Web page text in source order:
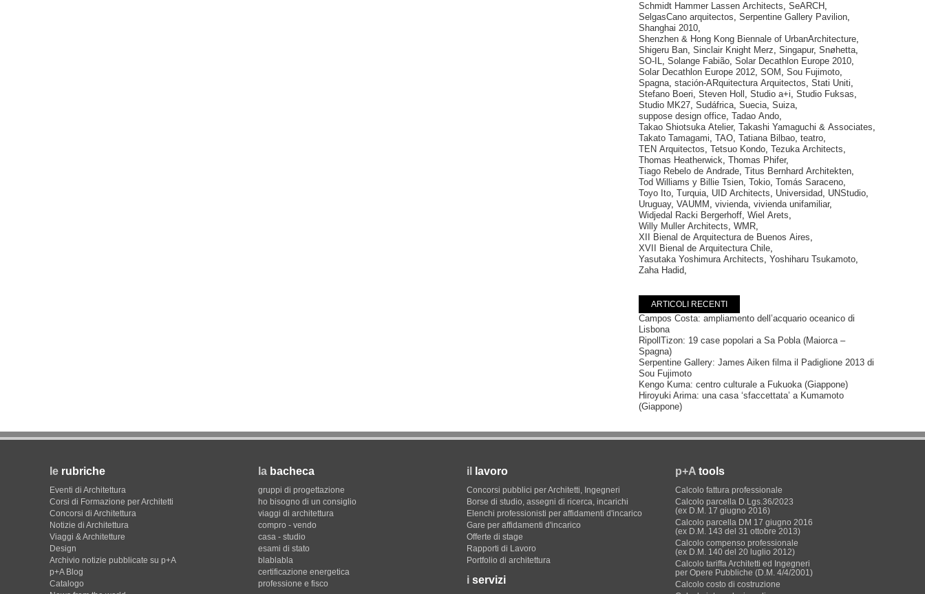
Schmidt Hammer Lassen Architects, SeARCH ,
SelgasCano arquitectos, Serpentine Gallery Pavilion,
Shanghai 2010,
Shenzhen & Hong Kong Biennale of UrbanArchitecture,
Shigeru Ban, Sinclair Knight Merz, Singapur, Snøhetta,
SO-IL, Solange Fabião, Solar Decathlon Europe 2010,
Solar Decathlon Europe 2012, SOM , Sou Fujimoto,
Spagna, stación-ARquitectura Arquitectos, Stati Uniti,
Stefano Boeri, Steven Holl , Studio a+i, Studio Fuksas,
Studio MK27, Sudáfrica, Suecia, Suiza,
suppose design office, Tadao Ando,
Takao Shiotsuka Atelier, Takashi Yamaguchi & Associates,
Takato Tamagami, TAO, Tatiana Bilbao, teatro,
TEN Arquitectos, Tetsuo Kondo, Tezuka Architects,
Thomas Heatherwick, Thomas Phifer,
Tiago Rebelo de Andrade, Titus Bernhard Architekten,
Tod Williams y Billie Tsien, Tokio, Tomás Saraceno,
Toyo Ito, Turquia, UID Architects, Universidad, UNStudio,
Uruguay, VAUMM , vivienda, vivienda unifamiliar,
Widjedal Racki Bergerhoff, Wiel Arets,
Willy Muller Architects, WMR,
XII Bienal de Arquitectura de Buenos Aires,
XVII Bienal de Arquitectura Chile,
Yasutaka Yoshimura Architects, Yoshiharu Tsukamoto,
Zaha Hadid,
ARTICOLI RECENTI
Campos Costa: ampliamento dell’acquario oceanico di
Lisbona
RipollTizon: 19 case popolari a Sa Pobla (Maiorca –
Spagna)
Serpentine Gallery: James Aiken filma il Padiglione 2013 di
Sou Fujimoto
Kengo Kuma: centro culturale a Fukuoka (Giappone)
Hiroyuki Arima: una casa ‘sfaccettata’ a Kumamoto
(Giappone)
le rubriche
Eventi di Architettura
Corsi di Formazione per Architetti
Concorsi di Architettura
Notizie di Architettura
Viaggi & Architetture
Design
Archivio notizie pubblicate su p+A
p+A Blog
Catalogo
la bacheca
gruppi di progettazione
ho bisogno di un consiglio
viaggi di architettura
compro - vendo
casa - studio
esami di stato
blablabla
certificazione energetica
professione e fisco
il lavoro
Concorsi pubblici per Architetti, Ingegneri
Borse di studio, assegni di ricerca, incarichi
Elenchi professionisti per affidamenti d'incarico
Gare per affidamenti d'incarico
Offerte di stage
Rapporti di Lavoro
Portfolio di architettura
i servizi
p+A tools
Calcolo fattura professionale
Calcolo parcella D.Lgs.36/2023
(ex D.M. 17 giugno 2016)
Calcolo parcella DM 17 giugno 2016
(ex D.M. 143 del 31 ottobre 2013)
Calcolo compenso professionale
(ex D.M. 140 del 20 luglio 2012)
Calcolo tariffa Architetti ed Ingegneri
per Opere Pubbliche (D.M. 4/4/2001)
Calcolo costo di costruzione